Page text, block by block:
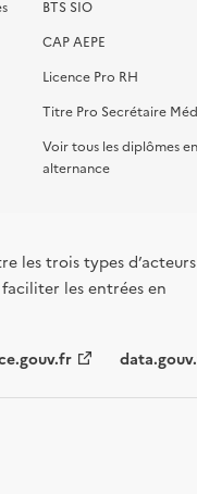
BTS SIO
CAP AEPE
Licence Pro RH
Titre Pro Secrétaire
Voir tous les diplômes en
alternance
les trois types d’acteurs
les entrées en